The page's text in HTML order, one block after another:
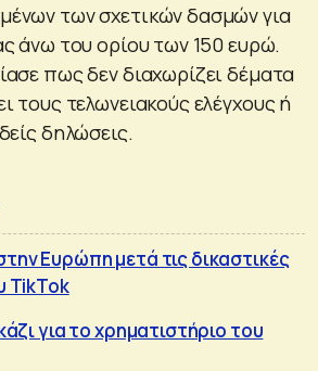
των σχετικών δασμών για
άνω του ορίου των 150 ευρώ.
πως δεν διαχωρίζει δέματα
τους τελωνειακούς ελέγχους ή
δηλώσεις.
Ευρώπη μετά τις δικαστικές
TikTok
για το χρηματιστήριο του